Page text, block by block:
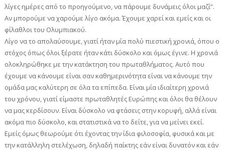
λίγες ημέρες από το προηγούμενο, να πάρουμε δυνάμεις όλοι μαζί”.
Αν μπορούμε να χαρούμε λίγο ακόμα. Έχουμε χαρεί και εμείς και οι
φίλαθλοι του Ολυμπιακού.
Λίγο να το απολαύσουμε, γιατί ήταν μία πολύ πιεστική χρονιά, όπου ο
στόχος όπως όλοι ξέρατε ήταν κάτι δύσκολο και όμως έγινε. Η χρονιά
ολοκληρώθηκε με την κατάκτηση του πρωταθλήματος. Αυτό που
έχουμε να κάνουμε είναι σαν καθημερινότητα είναι να κάνουμε την
ομάδα μας καλύτερη σε όλα τα επίπεδα. Είναι μία ιδιαίτερη χρονιά
του χρόνου, γιατί είμαστε πρωταθλητές Ευρώπης και όλοι θα θέλουν
να μας κερδίσουν. Είναι δύσκολο να φτάσεις στην κορυφή, αλλά είναι
ακόμα πιο δύσκολο, και στατιστικά να το δείτε, για να μείνει εκεί.
Εμείς όμως θεωρούμε ότι έχοντας την ίδια φιλοσοφία, φυσικά και με
την κατάλληλη στελέχωση, δηλαδή παίκτης εάν είναι δυνατόν και εάν